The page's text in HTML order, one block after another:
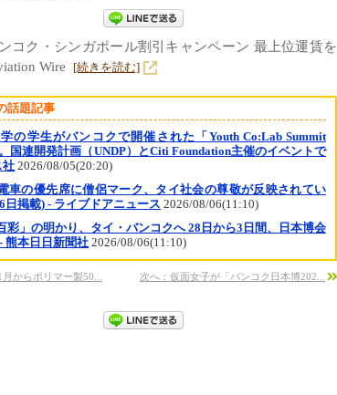
コク・シンガポール割引キャンペーン 最上位運賃を
Wire [続きを読む]
話題記事
の学生がバンコクで開催された「Youth Co:Lab Summit
国連開発計画（UNDP）とCiti Foundation主催のイベントで
社 2026/08/05(20:20)
車の優先席に僧侶マーク、タイ社会の尊敬が反映されてい
日掲載) - ライブドアニュース 2026/08/06(11:10)
彩」の明かり、タイ・バンコクへ 28日から3日間、日本博会
熊本日日新聞社 2026/08/06(11:10)
からポリマー製50... 次へ：仮面女子が「バンコク日本博202...